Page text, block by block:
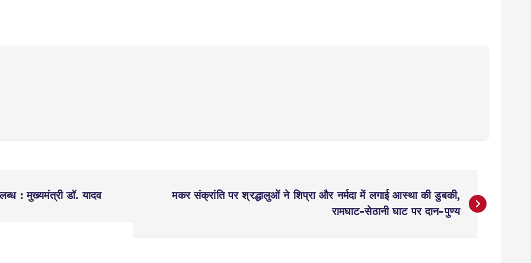
: मुख्यमंत्री डॉ. यादव
मकर संक्रांति पर श्रद्धालुओं ने शिप्रा और नर्मदा में लगाई आस्था की डुबकी,
रामघाट-सेठानी घाट पर दान-पुण्य